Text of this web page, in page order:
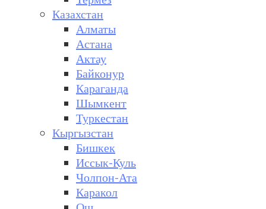
Казахстан
Алматы
Астана
Актау
Байконур
Караганда
Шымкент
Туркестан
Кыргызстан
Бишкек
Иссык-Куль
Чолпон-Ата
Каракол